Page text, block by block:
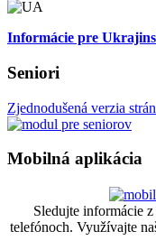
Informácie pre
Seniori
Zjednodušená verzia
Mobilná aplikácia
Sledujte informácie
telefónoch. Využívajte